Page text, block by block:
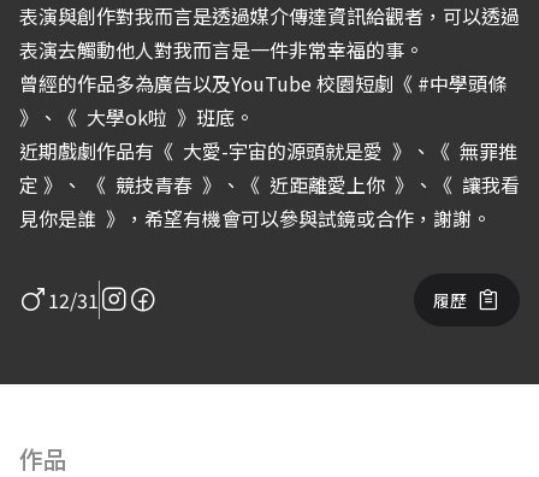
表演與創作對我而言是透過媒介傳達資訊給觀者，可以透過
表演去觸動他人對我而言是一件非常幸福的事。
曾經的作品多為廣告以及YouTube 校園短劇《 #中學頭條
》、《 大學ok啦 》班底。
近期戲劇作品有《 大愛-宇宙的源頭就是愛 》、《 無罪推
定 》、 《 競技青春 》、《 近距離愛上你 》、《 讓我看
見你是誰 》，希望有機會可以參與試鏡或合作，謝謝。
12/31 履歷
作品